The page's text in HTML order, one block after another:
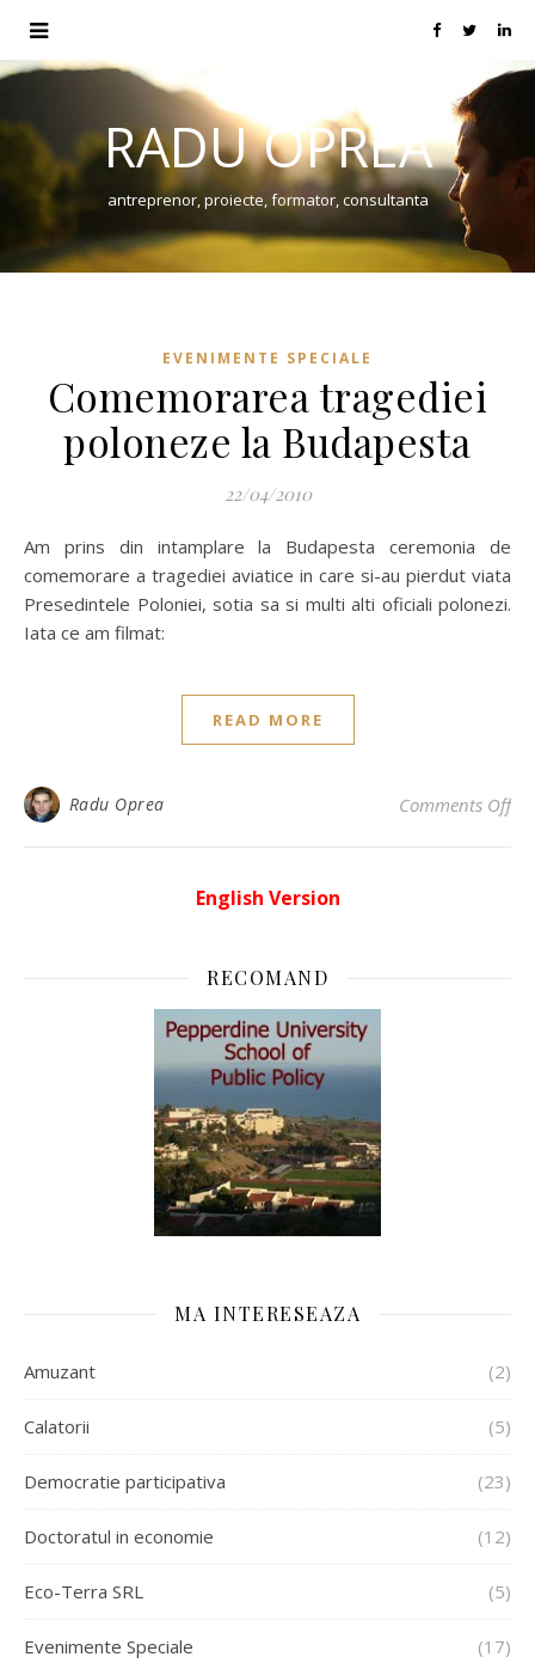
RADU OPREA
antreprenor, proiecte, formator, consultanta
EVENIMENTE SPECIALE
Comemorarea tragediei
poloneze la Budapesta
22/04/2010
Am prins din intamplare la Budapesta ceremonia de
comemorare a tragediei aviatice in care si-au pierdut viata
Presedintele Poloniei, sotia sa si multi alti oficiali polonezi.
Iata ce am filmat:
READ MORE
Radu Oprea Comments Offon
English Version
RECOMAND
MA INTERESEAZA
Amuzant (2)
Calatorii (5)
Democratie participativa (23)
Doctoratul in economie (12)
Eco-Terra SRL (5)
Evenimente Speciale (17)